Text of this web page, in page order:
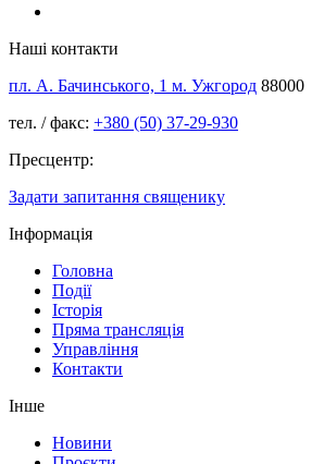
Наші контакти
пл. А. Бачинського, 1 м. Ужгород 88000
тел. / факс: +380 (50) 37-29-930
Пресцентр:
Задати запитання священику
Інформація
Головна
Події
Історія
Пряма трансляція
Управління
Контакти
Інше
Новини